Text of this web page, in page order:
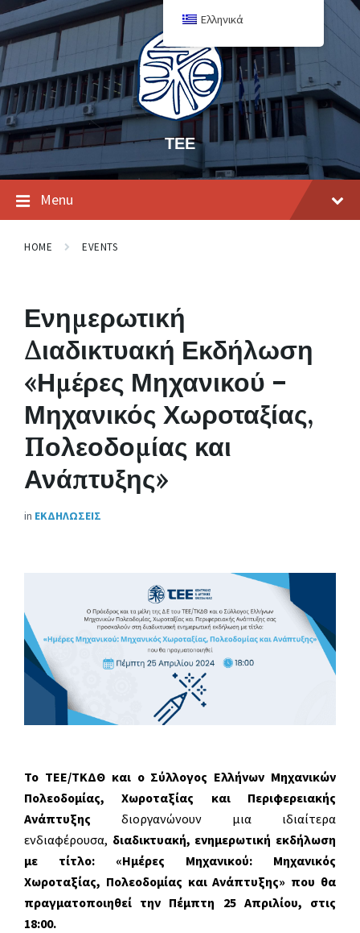
ΤΕΕ
Menu
HOME EVENTS
Ενημερωτική
Διαδικτυακή Εκδήλωση
«Ημέρες Μηχανικού –
Μηχανικός Χωροταξίας,
Πολεοδομίας και
Ανάπτυξης»
in ΕΚΔΗΛΩΣΕΙΣ
Το ΤΕΕ/ΤΚΔΘ και ο Σύλλογος Ελλήνων Μηχανικών
Πολεοδομίας, Χωροταξίας και Περιφερειακής
Ανάπτυξης διοργανώνουν μια ιδιαίτερα
ενδιαφέρουσα, διαδικτυακή, ενημερωτική εκδήλωση
με τίτλο:
«Ημέρες Μηχανικού: Μηχανικός
Χωροταξίας, Πολεοδομίας και Ανάπτυξης» που θα
πραγματοποιηθεί την Πέμπτη 25 Απριλίου, στις
18:00.
Ελληνικά